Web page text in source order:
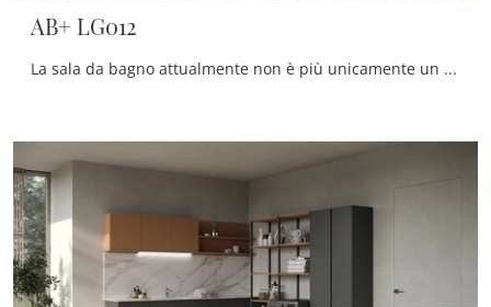
AB+ LG012
La sala da bagno attualmente non è più unicamente un ambiente di servizio: alla sua progettazione viene riservata la medesima attenzione dei restanti ...